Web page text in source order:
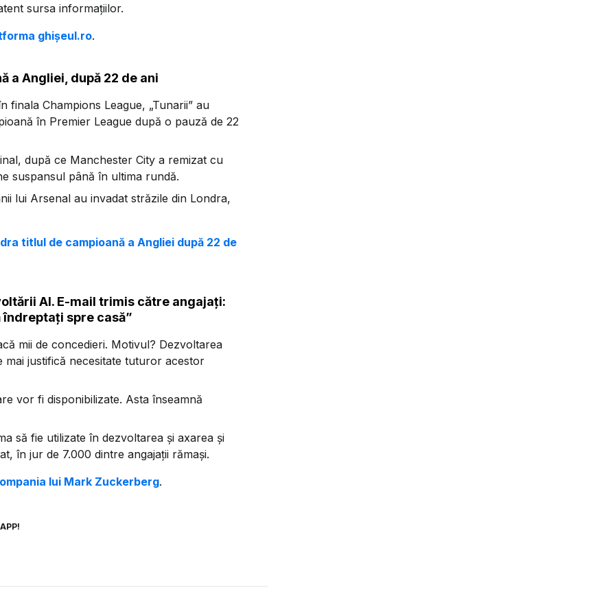
sursa informațiilor.
ghișeul.ro.
a Angliei, după 22 de ani
Champions League, „Tunarii” au
în Premier League după o pauză de 22
după ce Manchester City a remizat cu
suspansul până în ultima rundă.
lui Arsenal au invadat străzile din Londra,
titlul de campioană a Angliei după 22 de
AI. E-mail trimis către angajați:
îndreptați spre casă”
mii de concedieri. Motivul? Dezvoltarea
mai justifică necesitate tuturor acestor
vor fi disponibilizate. Asta înseamnă
să fie utilizate în dezvoltarea și axarea și
în jur de 7.000 dintre angajații rămași.
lui Mark Zuckerberg.